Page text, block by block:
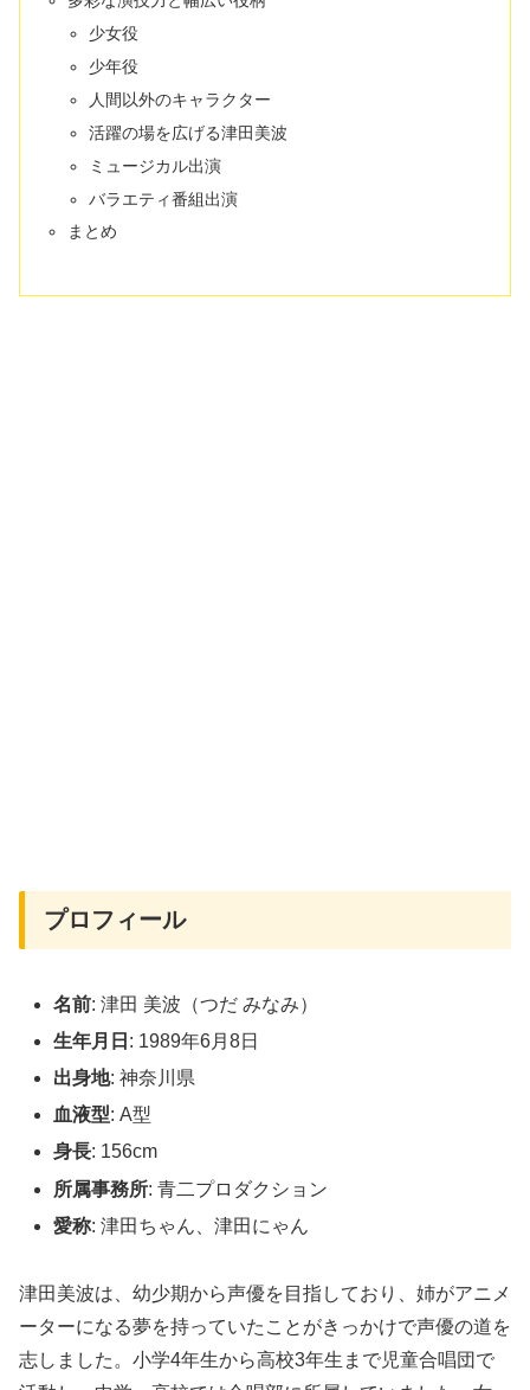
少女役
少年役
人間以外のキャラクター
活躍の場を広げる津田美波
ミュージカル出演
バラエティ番組出演
まとめ
プロフィール
名前: 津田 美波（つだ みなみ）
生年月日 : 1989年6月8日
出身地: 神奈川県
血液型: A型
身長: 156cm
所属事務所: 青二プロダクション
愛称: 津田ちゃん、津田にゃん
津田美波は、幼少期から声優を目指しており、姉がアニメ
ーターになる夢を持っていたことがきっかけで声優の道を
志しました。小学4年生から高校3年生まで児童合唱団で